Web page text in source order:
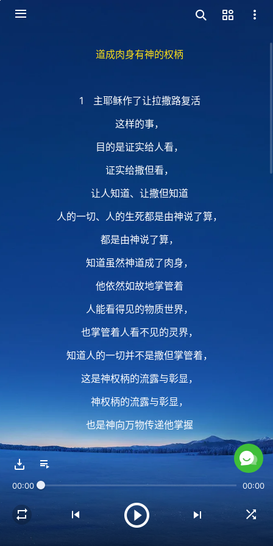
道成肉身有神的权柄
1 主耶稣作了让拉撒路复活
这样的事，
目的是证实给人看，
证实给撒但看，
让人知道、让撒但知道
人的一切、人的生死都是由神说了算，
都是由神说了算，
知道虽然神道成了肉身，
他依然如故地掌管着
人能看得见的物质世界，
也掌管着人看不见的灵界，
知道人的一切并不是撒但掌管着，
这是神权柄的流露与彰显，
神权柄的流露与彰显，
也是神向万物传递他掌握
人类生死信息的一种方式，
00:00 00:00